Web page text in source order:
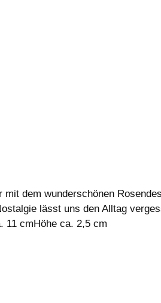
dem wunderschönen
lässt uns den Alltag
11 cmHöhe ca. 2,5 cm